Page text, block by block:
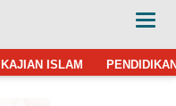
KAJIAN ISLAM